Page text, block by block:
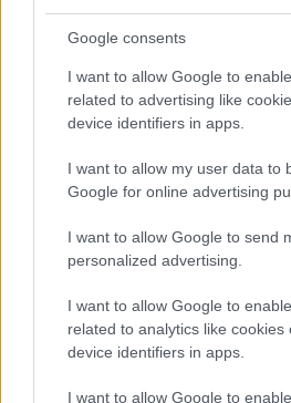
Google consents
I want to allow Google to
related to advertising like
device identifiers in apps.
I want to allow my user data to
Google for online advertising
I want to allow Google to send
personalized advertising.
I want to allow Google to
related to analytics like cookies
device identifiers in apps.
I want to allow Google to